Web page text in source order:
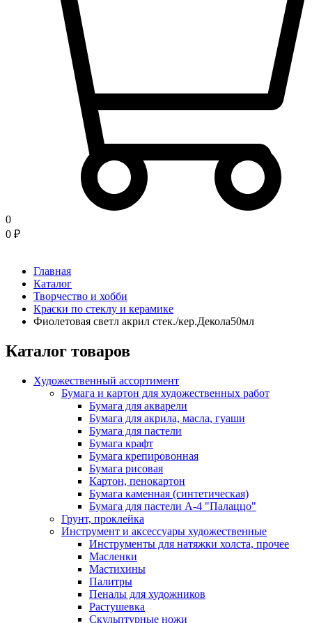
0
0 ₽
Главная
Каталог
Творчество и хобби
Краски по стеклу и керамике
Фиолетовая светл акрил стек./кер.Декола50мл
Каталог товаров
Художественный ассортимент
Бумага и картон для художественных работ
Бумага для акварели
Бумага для акрила, масла, гуаши
Бумага для пастели
Бумага крафт
Бумага крепировонная
Бумага рисовая
Картон, пенокартон
Бумага каменная (синтетическая)
Бумага для пастели А-4 "Палаццо"
Грунт, проклейка
Инструмент и аксессуары художественные
Инструменты для натяжки холста, прочее
Масленки
Мастихины
Палитры
Пеналы для художников
Растушевка
Скульптурные ножи